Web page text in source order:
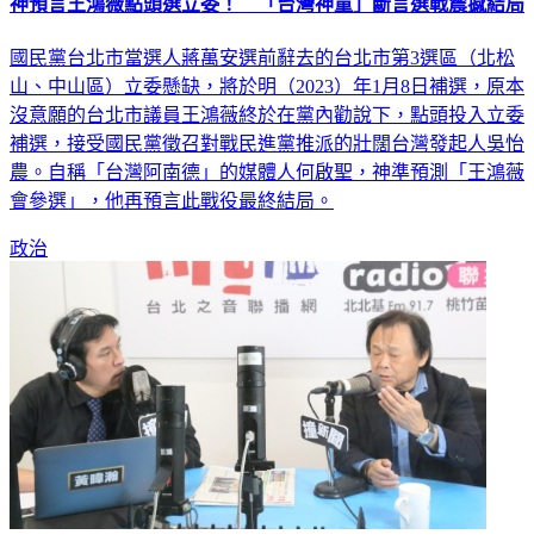
國民黨台北市當選人蔣萬安選前辭去的台北市第3選區（北松
山、中山區）立委懸缺，將於明（2023）年1月8日補選，原本
沒意願的台北市議員王鴻薇終於在黨內勸說下，點頭投入立委
補選，接受國民黨徵召對戰民進黨推派的壯闊台灣發起人吳怡
農。自稱「台灣阿南德」的媒體人何啟聖，神準預測「王鴻薇
會參選」，他再預言此戰役最終結局。
政治